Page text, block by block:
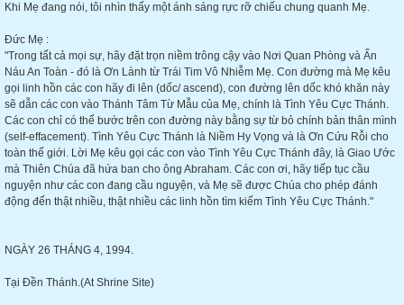
Khi Mẹ đang nói, tôi nhìn thấy một ánh sáng rực rỡ chiếu chung quanh Mẹ.
Đức Mẹ :
"Trong tất cả mọi sự, hãy đặt trọn niềm trông cậy vào Nơi Quan Phòng và Ẩn
Náu An Toàn - đó là Ơn Lành từ Trái Tim Vô Nhiễm Mẹ. Con đường mà Mẹ kêu
gọi linh hồn các con hãy đi lên (dốc/ ascend), con đường lên dốc khó khăn này
sẽ dẫn các con vào Thánh Tâm Từ Mẫu của Mẹ, chính là Tình Yêu Cực Thánh.
Các con chỉ có thể bước trên con đường này bằng sự từ bỏ chính bản thân mình
(self-effacement). Tình Yêu Cực Thánh là Niềm Hy Vọng và là Ơn Cứu Rỗi cho
toàn thế giới. Lời Mẹ kêu gọi các con vào Tình Yêu Cực Thánh đây, là Giao Ước
mà Thiên Chúa đã hứa ban cho ông Abraham. Các con ơi, hãy tiếp tục cầu
nguyện như các con đang cầu nguyện, và Mẹ sẽ được Chúa cho phép đánh
động đến thật nhiều, thật nhiều các linh hồn tìm kiếm Tình Yêu Cực Thánh."
NGÀY 26 THÁNG 4, 1994.
Tại Đền Thánh.(At Shrine Site)